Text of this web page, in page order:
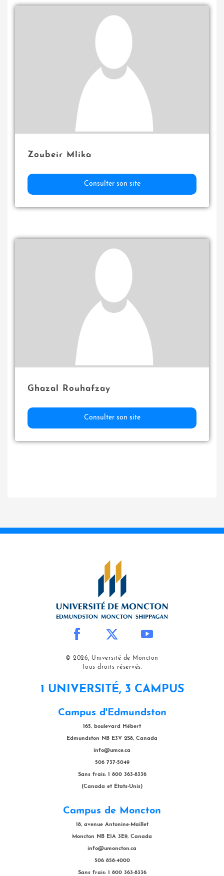
Zoubeir Mlika
Consulter son site
Ghazal Rouhafzay
Consulter son site
© 2026, Université de Moncton
Tous droits réservés.
1 UNIVERSITÉ, 3 CAMPUS
Campus d'Edmundston
165, boulevard Hébert
Edmundston NB E3V 2S8, Canada
info@umce.ca
506 737-5049
Sans frais: 1 800 363-8336
(Canada et États-Unis)
Campus de Moncton
18, avenue Antonine-Maillet
Moncton NB E1A 3E9, Canada
info@umoncton.ca
506 858-4000
Sans frais: 1 800 363-8336